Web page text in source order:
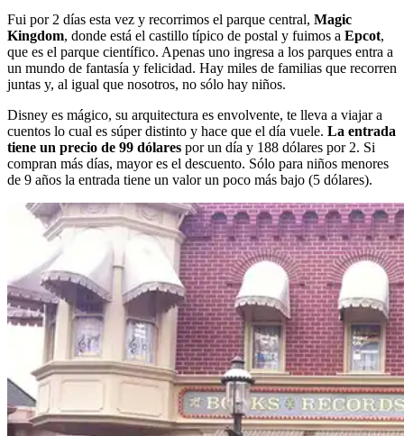
Fui por 2 días esta vez y recorrimos el parque central, Magic
Kingdom, donde está el castillo típico de postal y fuimos a Epcot,
que es el parque científico. Apenas uno ingresa a los parques entra a
un mundo de fantasía y felicidad. Hay miles de familias que recorren
juntas y, al igual que nosotros, no sólo hay niños.
Disney es mágico, su arquitectura es envolvente, te lleva a viajar a
cuentos lo cual es súper distinto y hace que el día vuele. La entrada
tiene un precio de 99 dólares por un día y 188 dólares por 2. Si
compran más días, mayor es el descuento. Sólo para niños menores
de 9 años la entrada tiene un valor un poco más bajo (5 dólares).